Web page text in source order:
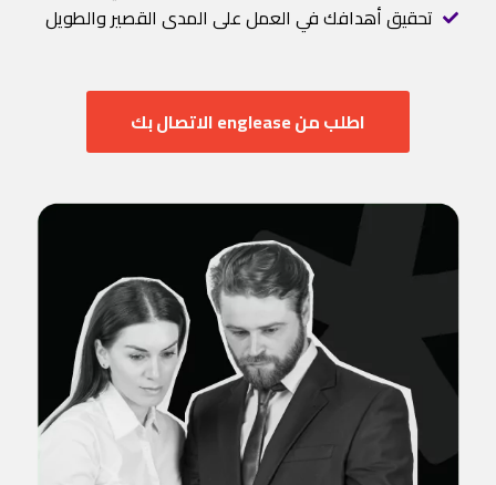
تحقيق أهدافك في العمل على المدى القصير والطويل
اطلب من ‏‪englease‬‏ الاتصال بك